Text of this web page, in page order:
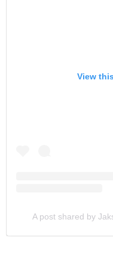
View
A post shared by